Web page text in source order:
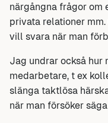
närgångna frågor om
privata relationer
vill svara när man
Jag undrar också hur
medarbetare, t ex
slänga taktlösa
när man försöker